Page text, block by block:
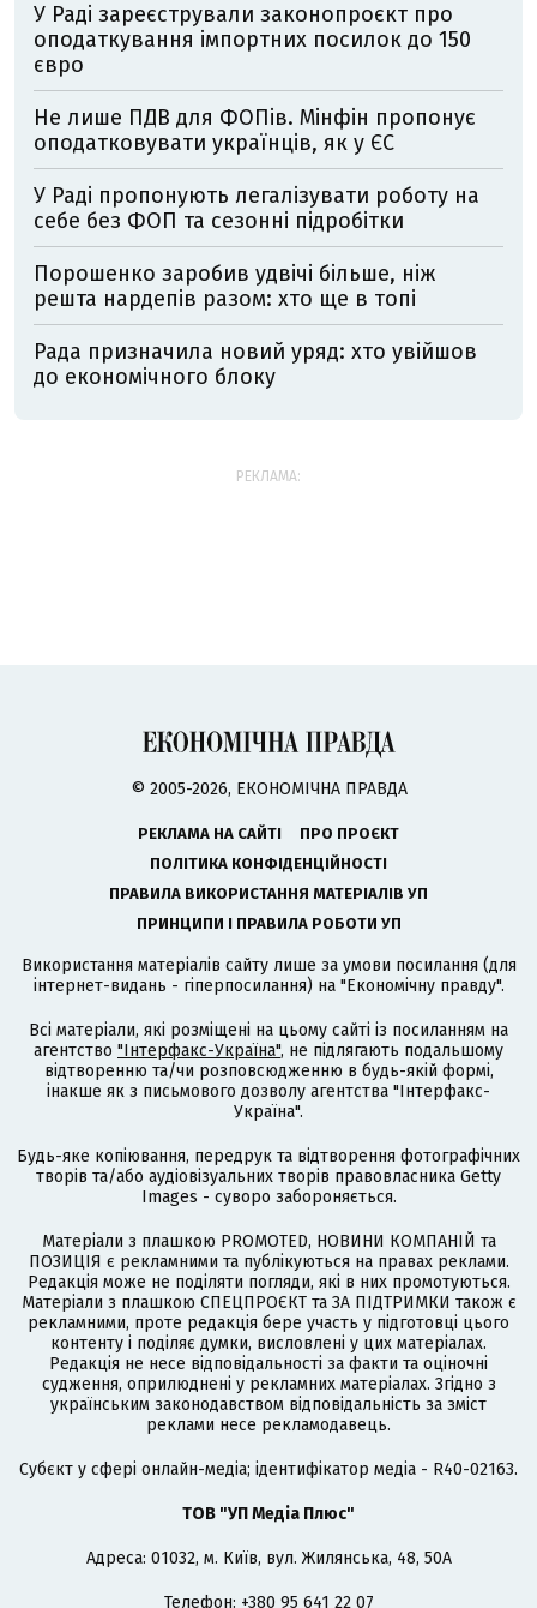
У Раді зареєстрували законопроєкт про
оподаткування імпортних посилок до 150
євро
Не лише ПДВ для ФОПів. Мінфін пропонує
оподатковувати українців, як у ЄС
У Раді пропонують легалізувати роботу на
себе без ФОП та сезонні підробітки
Порошенко заробив удвічі більше, ніж
решта нардепів разом: хто ще в топі
Рада призначила новий уряд: хто увійшов
до економічного блоку
РЕКЛАМА:
© 2005-2026, ЕКОНОМІЧНА ПРАВДА
РЕКЛАМА НА САЙТІ
ПРО ПРОЄКТ
ПОЛІТИКА КОНФІДЕНЦІЙНОСТІ
ПРАВИЛА ВИКОРИСТАННЯ МАТЕРІАЛІВ УП
ПРИНЦИПИ І ПРАВИЛА РОБОТИ УП
Використання матеріалів сайту лише за умови посилання (для
інтернет-видань - гіперпосилання) на "Економічну правду".
Всі матеріали, які розміщені на цьому сайті із посиланням на
агентство "Інтерфакс-Україна", не підлягають подальшому
відтворенню та/чи розповсюдженню в будь-якій формі,
інакше як з письмового дозволу агентства "Інтерфакс-
Україна".
Будь-яке копіювання, передрук та відтворення фотографічних
творів та/або аудіовізуальних творів правовласника Getty
Images - суворо забороняється.
Матеріали з плашкою PROMOTED, НОВИНИ КОМПАНІЙ та
ПОЗИЦІЯ є рекламними та публікуються на правах реклами.
Редакція може не поділяти погляди, які в них промотуються.
Матеріали з плашкою СПЕЦПРОЄКТ та ЗА ПІДТРИМКИ також є
рекламними, проте редакція бере участь у підготовці цього
контенту і поділяє думки, висловлені у цих матеріалах.
Редакція не несе відповідальності за факти та оціночні
судження, оприлюднені у рекламних матеріалах. Згідно з
українським законодавством відповідальність за зміст
реклами несе рекламодавець.
Cубєкт у сфері онлайн-медіа; ідентифікатор медіа - R40-02163.
ТОВ "УП Медіа Плюс"
Адреса: 01032, м. Київ, вул. Жилянська, 48, 50А
Телефон: +380 95 641 22 07